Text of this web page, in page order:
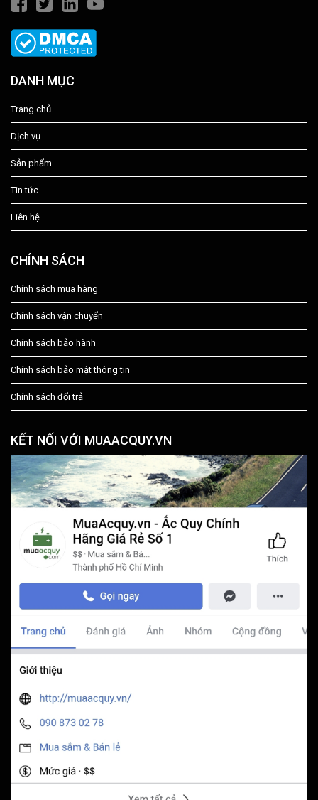
DANH MỤC
Trang chủ
Dịch vụ
Sản phẩm
Tin tức
Liên hệ
CHÍNH SÁCH
Chính sách mua hàng
Chính sách vận chuyển
Chính sách bảo hành
Chính sách bảo mật thông tin
Chính sách đổi trả
KẾT NỐI VỚI MUAACQUY.VN